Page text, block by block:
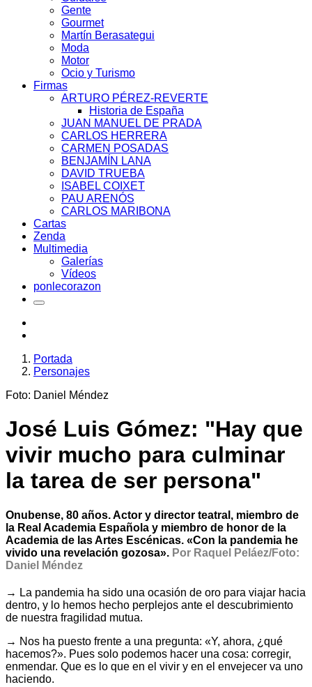
Gente
Gourmet
Martín Berasategui
Moda
Motor
Ocio y Turismo
Firmas
ARTURO PÉREZ-REVERTE
Historia de España
JUAN MANUEL DE PRADA
CARLOS HERRERA
CARMEN POSADAS
BENJAMÍN LANA
DAVID TRUEBA
ISABEL COIXET
PAU ARENÓS
CARLOS MARIBONA
Cartas
Zenda
Multimedia
Galerías
Vídeos
ponlecorazon
Portada
Personajes
Foto: Daniel Méndez
José Luis Gómez: "Hay que
vivir mucho para culminar
la tarea de ser persona"
Onubense, 80 años. Actor y director teatral, miembro de
la Real Academia Española y miembro de honor de la
Academia de las Artes Escénicas. «Con la pandemia he
vivido una revelación gozosa». Por Raquel Peláez/Foto:
Daniel Méndez
→ La pandemia ha sido una ocasión de oro para viajar hacia
dentro, y lo hemos hecho perplejos ante el descubrimiento
de nuestra fragilidad mutua.
→ Nos ha puesto frente a una pregunta: «Y, ahora, ¿qué
hacemos?». Pues solo podemos hacer una cosa: corregir,
enmendar. Que es lo que en el vivir y en el envejecer va uno
haciendo.